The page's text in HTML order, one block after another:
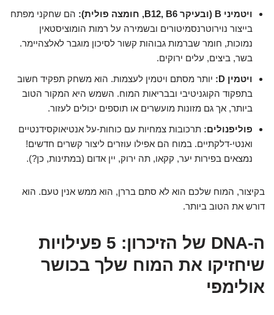
ויטמיני B (ובעיקר B12, B6, חומצה פולית):
הם שחקני מפתח
בייצור נוירוטרנסמיטורים ובשמירה על רמות הומוציסטאין
נמוכות, חומר שברמות גבוהות קשור לסיכון מוגבר לאלצהיימר.
בשר, ביצים, עלים ירוקים.
ויטמין D:
יותר מסתם ויטמין לעצמות. הוא משחק תפקיד חשוב
בתפקוד הקוגניטיבי ובבריאות המוח. השמש היא המקור הטוב
ביותר, אך גם מזונות מועשרים או תוספים יכולים לעזור.
פוליפנולים: תרכובות צמחיות עם כוחות-על אנטיאוקסידנטיים
ואנטי-דלקתיים. במוח הם אפילו עוזרים ליצור קשרים חדשים!
נמצאים בפירות יער, קקאו, תה ירוק, יין אדום (במתינות, כן?).
בקיצור, המוח שלכם הוא לא סתם בררן, הוא ממש אנין טעם. הוא
דורש את הטוב ביותר.
ה-DNA של הזיכרון: 5 פעילויות
שיחזיקו את המוח שלך בכושר
אולימפי